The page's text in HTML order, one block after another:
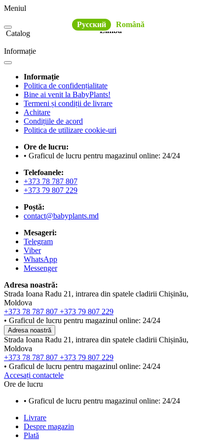
Meniul
Limba
Русский
Română
Catalog
Informație
Informație
Politica de confidențialitate
Bine ai venit la BabyPlants!
Termeni și condiții de livrare
Achitare
Condițiile de acord
Politica de utilizare cookie-uri
Ore de lucru:
• Graficul de lucru pentru magazinul online: 24/24
Telefoanele:
+373 78 787 807
+373 79 807 229
Poștă:
contact@babyplants.md
Mesageri:
Telegram
Viber
WhatsApp
Messenger
Adresa noastră:
Strada Ioana Radu 21, intrarea din spatele cladirii Chișinău,
Moldova
+373 78 787 807 +373 79 807 229
• Graficul de lucru pentru magazinul online: 24/24
Adresa noastră
Strada Ioana Radu 21, intrarea din spatele cladirii Chișinău,
Moldova
+373 78 787 807 +373 79 807 229
• Graficul de lucru pentru magazinul online: 24/24
Accesați contactele
Ore de lucru
• Graficul de lucru pentru magazinul online: 24/24
Livrare
Despre magazin
Plată